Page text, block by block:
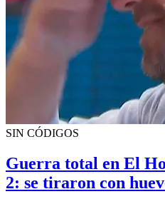
SIN CÓDIGOS
Guerra total en El
2: se tiraron con